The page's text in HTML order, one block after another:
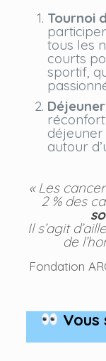
Tournoi
tous les
courts
sportif,
réconfort
autour
« Les
2 % des
Il s’agit
de
Fondation